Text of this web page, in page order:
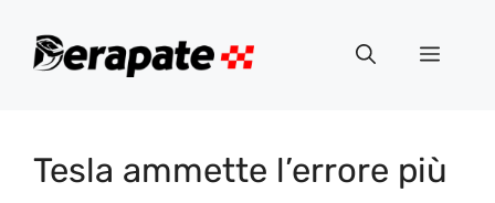
Menu
Tesla ammette l’errore più